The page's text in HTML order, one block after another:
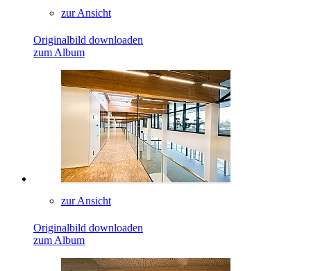
zur Ansicht
Originalbild downloaden
zum Album
zur Ansicht
Originalbild downloaden
zum Album